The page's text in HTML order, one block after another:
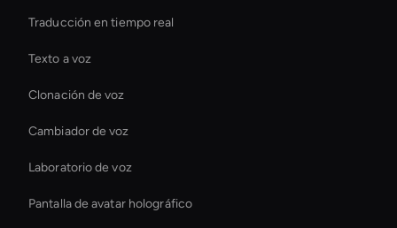
Traducción en tiempo real
Texto a voz
Clonación de voz
Cambiador de voz
Laboratorio de voz
Pantalla de avatar holográfico